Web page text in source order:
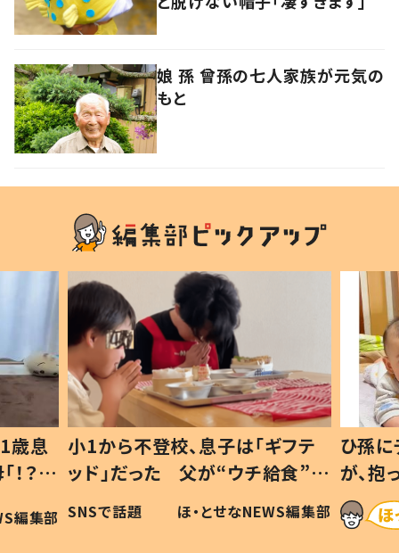
娘 孫 曾孫の七人家族が元気の
もと
歳息
？」
編集部
小1から不登校、息子は「ギフテ
ッド」だった 父が“ウチ給食”を
作り続ける理由とは #令和の親
#令和の子
SNSで話題 ほ・とせなNEWS編集部
ひ孫
が、
「涙が
い」